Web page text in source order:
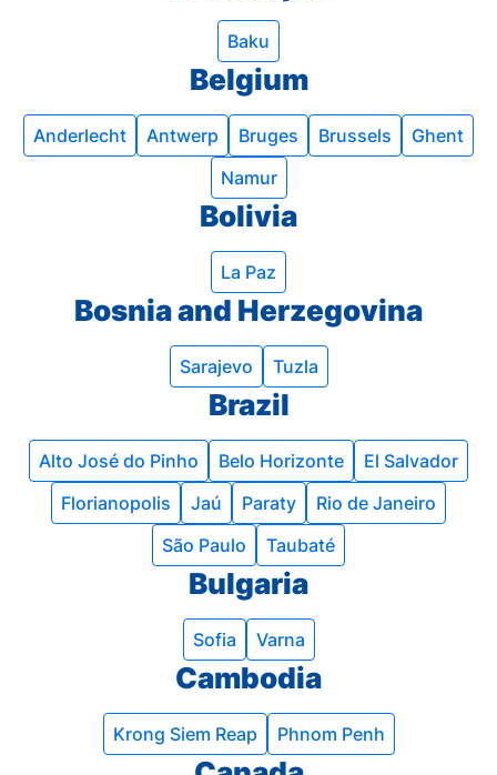
Baku
Belgium
Anderlecht Antwerp Bruges Brussels
Ghent
Namur
Bolivia
La Paz
Bosnia and Herzegovina
Sarajevo Tuzla
Brazil
Alto José do Pinho Belo Horizonte
El Salvador
Florianopolis
Jaú Paraty
Rio de Janeiro
São Paulo
Taubaté
Bulgaria
Sofia Varna
Cambodia
Krong Siem Reap Phnom Penh